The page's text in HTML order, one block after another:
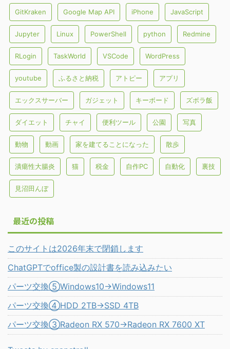
GitKraken Google Map API iPhone JavaScript
Jupyter Linux PowerShell python Redmine
RLogin TaskWorld VSCode WordPress
youtube ふるさと納税 アトピー アプリ
エックスサーバー ガジェット キーボード ズボラ飯
ダイエット チャイ 便利ツール 公園 写真
動物 動画 家を建てることになった 散歩
潰瘍性大腸炎 猫 税金 自作PC 自動化 裏技
見沼田んぼ
最近の投稿
このサイトは2026年末で閉鎖します
ChatGPTでoffice製の設計書を読み込みたい
パーツ交換⑤Windows10→Windows11
パーツ交換④HDD 2TB→SSD 4TB
パーツ交換③Radeon RX 570→Radeon RX 7600 XT